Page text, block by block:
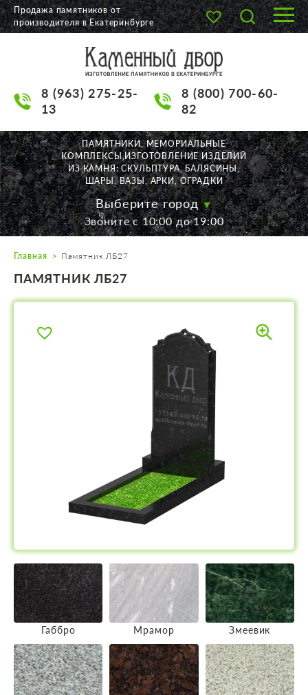
О КОМПАНИИ
НАШИ РАБОТЫ
АКЦИИ
ДОСТАВКА
КОНТАКТЫ
K2532513@yandex.ru
Пн. — Пт. с 10:00 до 19:00
Продажа памятников от
производителя в Екатеринбурге
8 (963) 275-25-
13
8 (800) 700-60-
82
ПАМЯТНИКИ, МЕМОРИАЛЬНЫЕ
КОМПЛЕКСЫ,ИЗГОТОВЛЕНИЕ ИЗДЕЛИЙ
ИЗ КАМНЯ: СКУЛЬПТУРА, БАЛЯСИНЫ,
ШАРЫ, ВАЗЫ, АРКИ, ОГРАДКИ
Выберите город
Звоните с 10:00 до 19:00
Главная Памятник ЛБ27
ПАМЯТНИК ЛБ27
Габбро Мрамор Змеевик